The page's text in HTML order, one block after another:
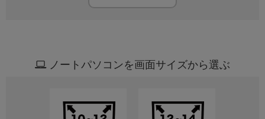
ノートパソコンを画面サイズから選ぶ